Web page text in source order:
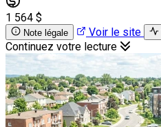
1 564 $
Note légale Voir le site
Continuez votre lecture